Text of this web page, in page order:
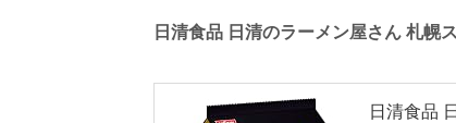
日清食品 日清のラーメン屋さん 札幌
日清食品